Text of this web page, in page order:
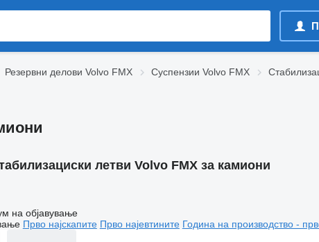
Резервни делови Volvo FMX Суспензии Volvo FMX
летви Volvo FMX за камиони
на објавување
Прво најскапите Прво најевтините Година на производство -